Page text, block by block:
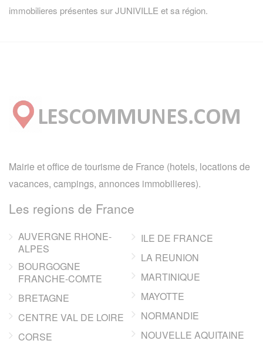
immobilieres présentes sur JUNIVILLE et sa région.
Mairie et office de tourisme de France (hotels, locations de
vacances, campings, annonces immobilieres).
Les regions de France
AUVERGNE RHONE-
ALPES
BOURGOGNE
FRANCHE-COMTE
BRETAGNE
CENTRE VAL DE LOIRE
CORSE
ILE DE FRANCE
LA REUNION
MARTINIQUE
MAYOTTE
NORMANDIE
NOUVELLE AQUITAINE